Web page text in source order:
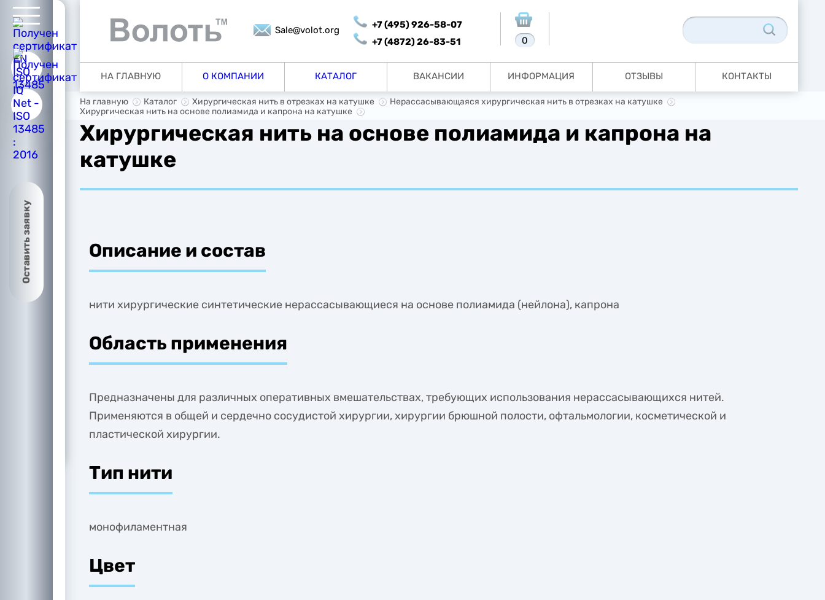
Оставить заявку
Sale@volot.org
+7 (495) 926-58-07
+7 (4872) 26-83-51
0
НА ГЛАВНУЮ О КОМПАНИИ КАТАЛОГ ВАКАНСИИ ИНФОРМАЦИЯ ОТЗЫВЫ КОНТАКТЫ
На главную Каталог Хирургическая нить в отрезках на катушке
Нерассасывающаяся хирургическая нить в отрезках на катушке
Хирургическая нить на основе полиамида и капрона на катушке
Хирургическая нить на основе полиамида и капрона на
катушке
Описание и состав
нити хирургические синтетические нерассасывающиеся на основе полиамида (нейлона), капрона
Область применения
Предназначены для различных оперативных вмешательствах, требующих использования нерассасывающихся нитей.
Применяются в общей и сердечно сосудистой хирургии, хирургии брюшной полости, офтальмологии, косметической и
пластической хирургии.
Тип нити
монофиламентная
Цвет